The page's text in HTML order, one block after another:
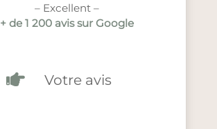
– Excellent –
+ de 1 200 avis sur Google
 Votre avis